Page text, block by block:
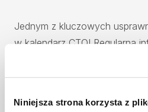
Niniejsza strona korzysta z
Jednym z kluczowych
w kalendarz CTO! Regularna
wpłynęła na sprawny